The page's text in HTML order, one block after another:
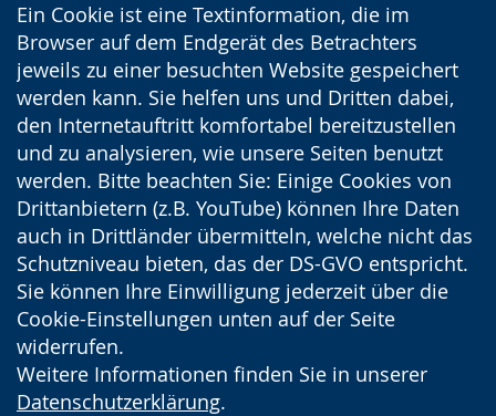
Ein Cookie ist eine Textinformation, die im
Browser auf dem Endgerät des Betrachters
jeweils zu einer besuchten Website gespeichert
werden kann. Sie helfen uns und Dritten dabei,
den Internetauftritt komfortabel bereitzustellen
und zu analysieren, wie unsere Seiten benutzt
werden. Bitte beachten Sie: Einige Cookies von
Drittanbietern (z.B. YouTube) können Ihre Daten
auch in Drittländer übermitteln, welche nicht das
Schutzniveau bieten, das der DS-GVO entspricht.
Sie können Ihre Einwilligung jederzeit über die
Cookie-Einstellungen unten auf der Seite
widerrufen.
Weitere Informationen finden Sie in unserer
Datenschutzerklärung.